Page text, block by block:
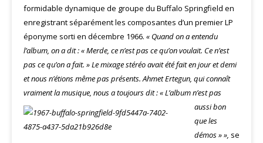
formidable dynamique de groupe du Buffalo Springfield en
enregistrant séparément les composantes d’un premier LP
éponyme sorti en décembre 1966. « Quand on a entendu
l’album, on a dit : « Merde, ce n’est pas ce qu’on voulait. Ce n’est
pas ce qu’on a fait. » Le mixage stéréo avait été fait en jour et demi
et nous n’étions même pas présents. Ahmet Ertegun, qui connaît
vraiment la musique, nous a toujours dit : « L’album n’est pas
aussi bon
que les
démos » », se